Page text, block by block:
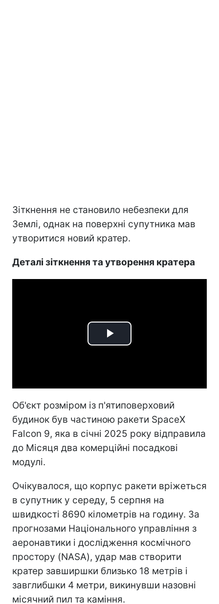
Зіткнення не становило небезпеки для
Землі, однак на поверхні супутника мав
утворитися новий кратер.
Деталі зіткнення та утворення кратера
Play
Об'єкт розміром із п'ятиповерховий
будинок був частиною ракети SpaceX
Falcon 9, яка в січні 2025 року відправила
до Місяця два комерційні посадкові
модулі.
Очікувалося, що корпус ракети вріжеться
в супутник у середу, 5 серпня на
швидкості 8690 кілометрів на годину. За
прогнозами Національного управління з
аеронавтики і дослідження космічного
простору (NASA), удар мав створити
кратер завширшки близько 18 метрів і
завглибшки 4 метри, викинувши назовні
місячний пил та каміння.